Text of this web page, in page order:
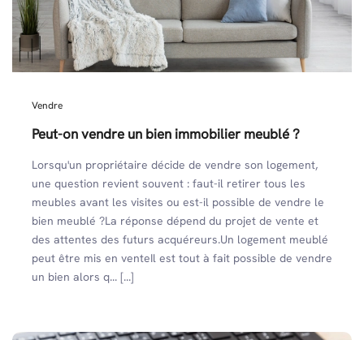
Vendre
Peut-on vendre un bien immobilier meublé ?
Lorsqu'un propriétaire décide de vendre son logement,
une question revient souvent : faut-il retirer tous les
meubles avant les visites ou est-il possible de vendre le
bien meublé ?La réponse dépend du projet de vente et
des attentes des futurs acquéreurs.Un logement meublé
peut être mis en venteIl est tout à fait possible de vendre
un bien alors q... [...]